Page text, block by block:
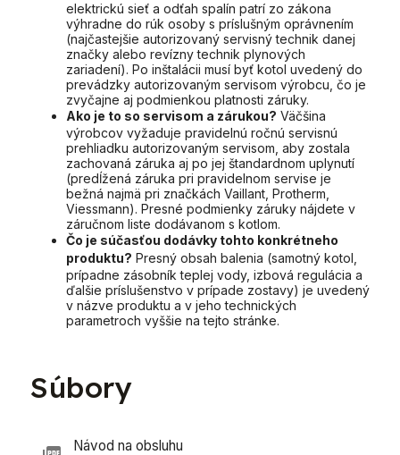
elektrickú sieť a odťah spalín patrí zo zákona
výhradne do rúk osoby s príslušným oprávnením
(najčastejšie autorizovaný servisný technik danej
značky alebo revízny technik plynových
zariadení). Po inštalácii musí byť kotol uvedený do
prevádzky autorizovaným servisom výrobcu, čo je
zvyčajne aj podmienkou platnosti záruky.
Ako je to so servisom a zárukou? Väčšina
výrobcov vyžaduje pravidelnú ročnú servisnú
prehliadku autorizovaným servisom, aby zostala
zachovaná záruka aj po jej štandardnom uplynutí
(predĺžená záruka pri pravidelnom servise je
bežná najmä pri značkách Vaillant, Protherm,
Viessmann). Presné podmienky záruky nájdete v
záručnom liste dodávanom s kotlom.
Čo je súčasťou dodávky tohto konkrétneho
produktu? Presný obsah balenia (samotný kotol,
prípadne zásobník teplej vody, izbová regulácia a
ďalšie príslušenstvo v prípade zostavy) je uvedený
v názve produktu a v jeho technických
parametroch vyššie na tejto stránke.
Súbory
Návod na obsluhu